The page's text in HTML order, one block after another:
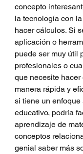
concepto
la tecnología con
hacer cálculos. Si
aplicación o
puede ser muy útil
profesionales o
que necesite
manera rápida y
si tiene un
educativo, podría
aprendizaje de
conceptos
genial saber más